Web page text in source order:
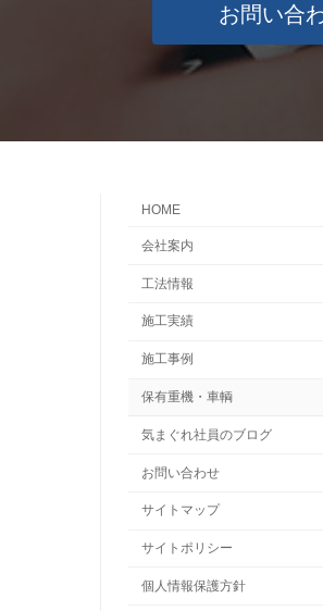
お問い合
HOME
会社案内
工法情報
施工実績
施工事例
保有重機・車輌
気まぐれ社員のブログ
お問い合わせ
サイトマップ
サイトポリシー
個人情報保護方針